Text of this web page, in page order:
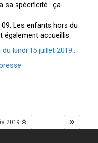
sa spécificité : ça
Les enfants hors du
également accueillis.
lundi 15 juillet 2019...
2019